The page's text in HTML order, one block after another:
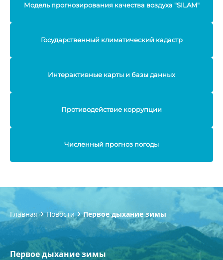
Модель прогнозирования качества воздуха "SILAM"
Государственный климатический кадастр
Интерактивные карты и базы данных
Противодействие коррупции
Численный прогноз погоды
Главная Новости Первое дыхание зимы
Первое дыхание зимы